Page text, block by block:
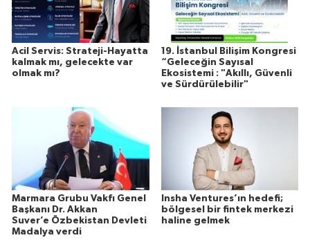
Acil Servis: Strateji-Hayatta
kalmak mı, gelecekte var
olmak mı?
19. İstanbul Bilişim Kongresi
“Geleceğin Sayısal
Ekosistemi : "Akıllı, Güvenli
ve Sürdürülebilir"
Marmara Grubu Vakfı Genel
Başkanı Dr. Akkan
Suver’e Özbekistan Devleti
Madalya verdi
Insha Ventures’ın hedefi;
bölgesel bir fintek merkezi
haline gelmek